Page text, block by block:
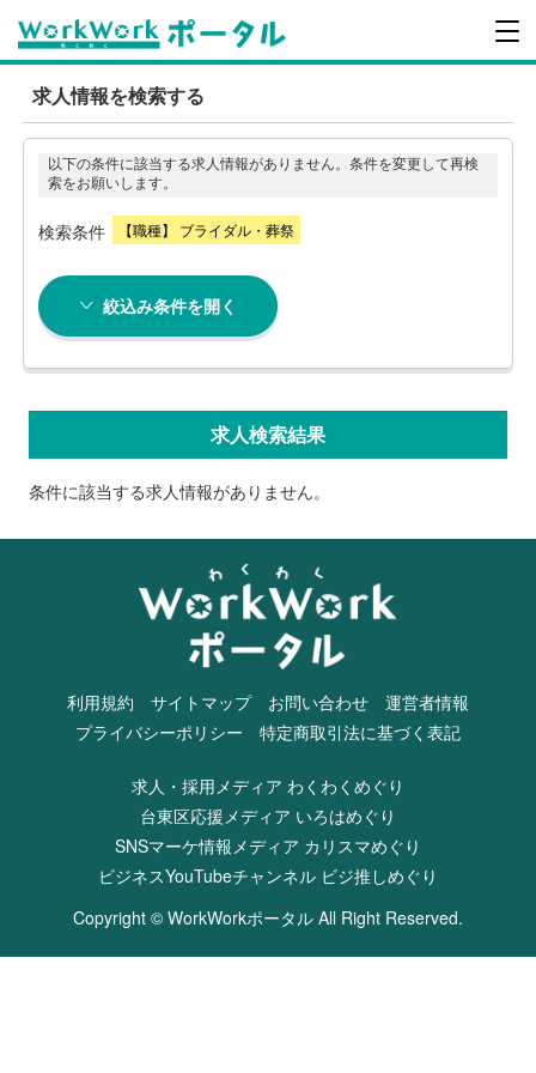
求人情報を検索する
以下の条件に該当する求人情報がありません。条件を変更して再検
索をお願いします。
検索条件 【職種】 ブライダル・葬祭
絞込み条件を開く
求人検索結果
条件に該当する求人情報がありません。
利用規約 サイトマップ お問い合わせ
運営者情報
プライバシーポリシー
特定商取引法に基づく表記
求人・採用メディア わくわくめぐり
台東区応援メディア いろはめぐり
SNSマーケ情報メディア カリスマめぐり
ビジネスYouTubeチャンネル ビジ推しめぐり
Copyright © WorkWorkポータル All Right Reserved.